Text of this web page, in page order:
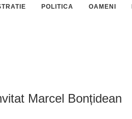
POLITICA OAMENI
Marcel Bonțidean